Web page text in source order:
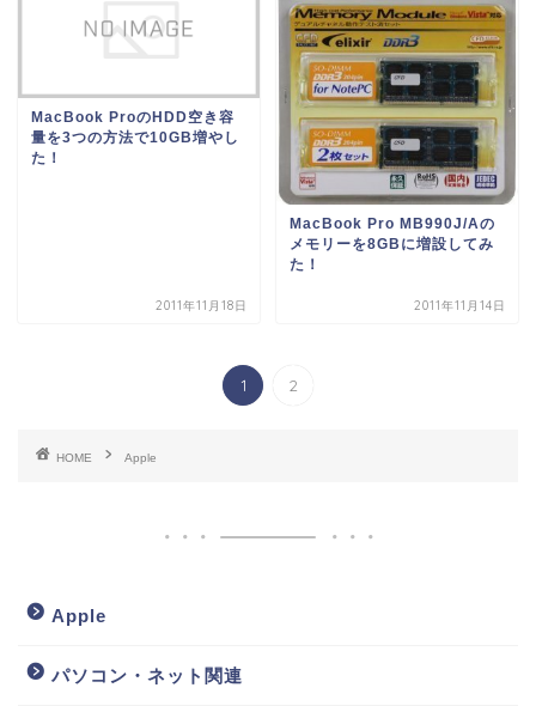
MacBook ProのHDD空き容
量を3つの方法で10GB増やし
た！
2011年11月18日
MacBook Pro MB990J/Aの
メモリーを8GBに増設してみ
た！
2011年11月14日
1 2
HOME Apple
Apple
パソコン・ネット関連